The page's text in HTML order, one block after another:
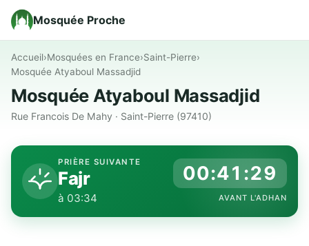
Mosquée Proche
Accueil›Mosquées en France›Saint-Pierre›
Mosquée Atyaboul Massadjid
Mosquée Atyaboul Massadjid
Rue Francois De Mahy · Saint-Pierre (97410)
PRIÈRE SUIVANTE
Fajr
à 03:34
00:41:28
AVANT L'ADHAN